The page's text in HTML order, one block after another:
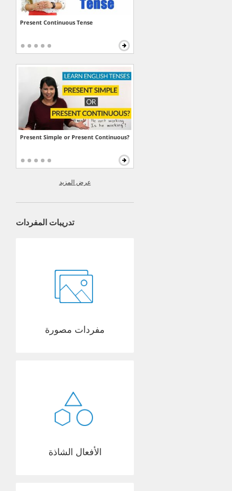
Present Continuous Tense
Present Simple or Present Continuous?
عرض المزيد
تدريبات المفردات
مفردات مصورة
الأفعال الشاذة